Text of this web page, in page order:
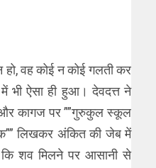
हो, वह कोई न कोई गलती कर
भी ऐसा ही हुआ। देवदत्त ने
और कागज पर ””गुरुकुल स्कूल
लिखकर अंकित की जेब में
कि शव मिलने पर आसानी से